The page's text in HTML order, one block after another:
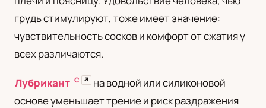
грудь стимулируют, тоже имеет значение:
чувствительность сосков и комфорт от сжатия у
всех различаются.
Лубрикант С ↗ на водной или силиконовой
основе уменьшает трение и риск раздражения